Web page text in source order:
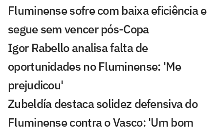
Fluminense sofre com baixa eficiência e
segue sem vencer pós-Copa
Igor Rabello analisa falta de
oportunidades no Fluminense: 'Me
prejudicou'
Zubeldía destaca solidez defensiva do
Fluminense contra o Vasco: 'Um bom